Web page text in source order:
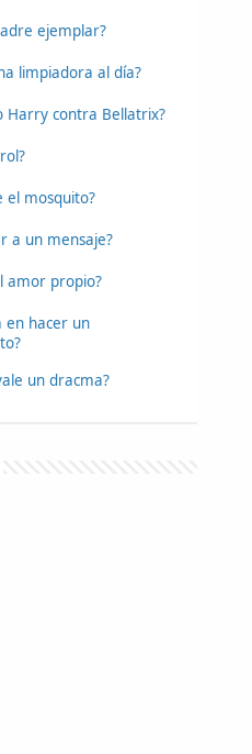
ejemplar?
limpiadora al día?
Harry contra Bellatrix?
el mosquito?
a un mensaje?
amor propio?
en hacer un
un dracma?